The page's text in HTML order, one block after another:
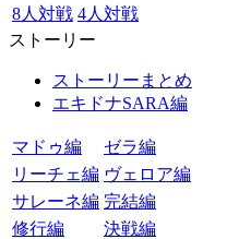
8人対戦 4人対戦
ストーリー
ストーリーまとめ
エキドナSARA編
マドゥ編
ゼラ編
リーチェ編 ヴェロア編
サレーネ編 完結編
修行編
決戦編